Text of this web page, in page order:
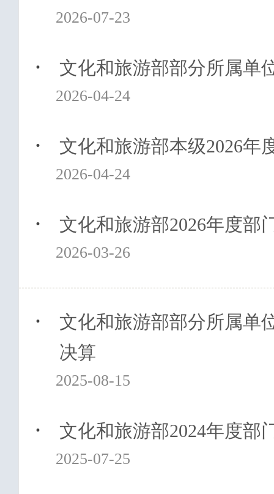
2026-07-23
· 文化和旅游部部分所属单
2026-04-24
· 文化和旅游部本级2026年
2026-04-24
· 文化和旅游部2026年度部
2026-03-26
·
文化和旅游部部分所属单
决算
2025-08-15
· 文化和旅游部2024年度部
2025-07-25